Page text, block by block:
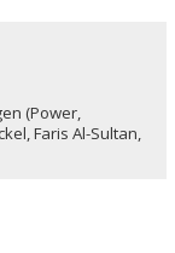
(Power,
Faris Al-Sultan,